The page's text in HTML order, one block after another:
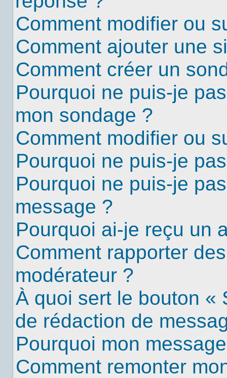
Comment modifier ou
Comment ajouter une
Comment créer un
Pourquoi ne puis-je
mon sondage ?
Comment modifier ou
Pourquoi ne puis-je
Pourquoi ne puis-je
message ?
Pourquoi ai-je reçu un
Comment rapporter
modérateur ?
À quoi sert le bouton «
de rédaction de
Pourquoi mon
Comment remonter